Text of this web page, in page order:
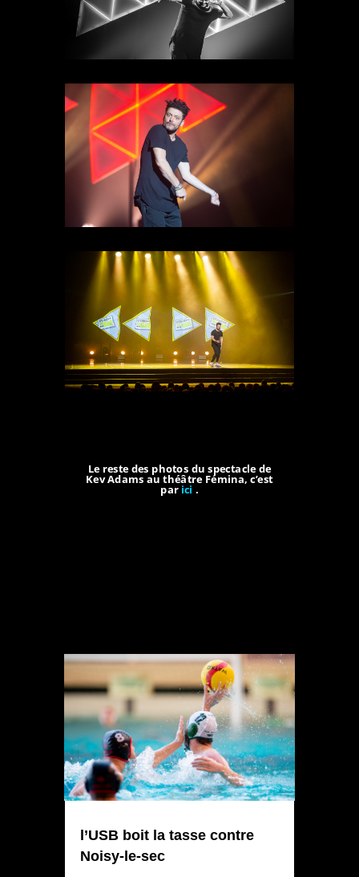
Le reste des photos du spectacle de
Kev Adams au théâtre Fémina, c’est
par ici .
l’USB boit la tasse contre
Noisy-le-sec